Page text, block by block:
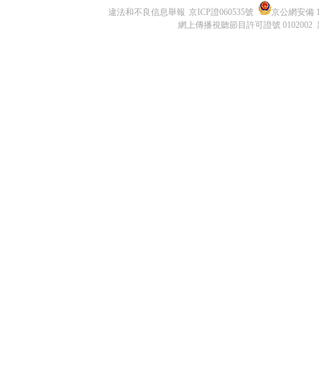
違法和不良信息舉報 京ICP證060535號
京公網安備
網上傳播視聽節目許可證號 0102002